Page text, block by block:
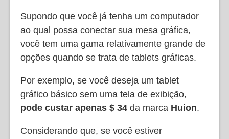
Supondo que você já tenha um computador
ao qual possa conectar sua mesa gráfica,
você tem uma gama relativamente grande de
opções quando se trata de tablets gráficas.
Por exemplo, se você deseja um tablet
gráfico básico sem uma tela de exibição,
pode custar apenas $ 34 da marca Huion.
Considerando que, se você estiver